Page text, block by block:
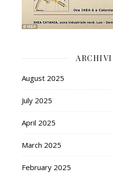
ARCHIVI
August 2025
July 2025
April 2025
March 2025
February 2025